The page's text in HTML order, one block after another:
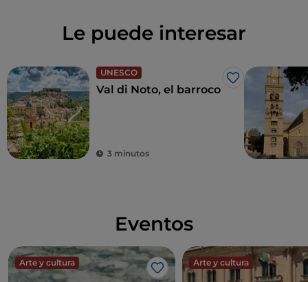
Le puede interesar
UNESCO
Me gusta
Val di Noto, el barroco
3 minutos
Eventos
Arte y cultura
Me gusta
Arte y cultura